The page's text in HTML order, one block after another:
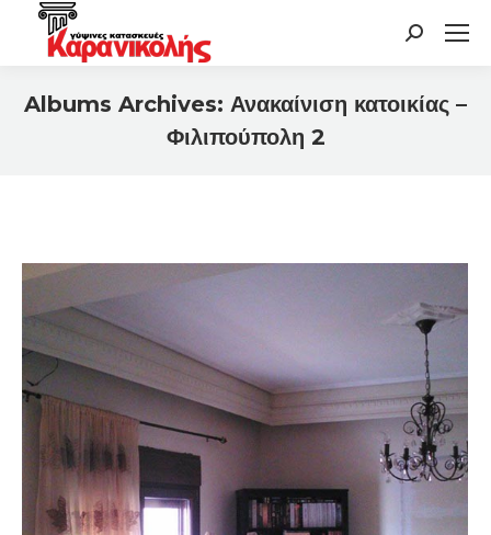
Search:
Albums Archives: Ανακαίνιση κατοικίας –
Φιλιπούπολη 2